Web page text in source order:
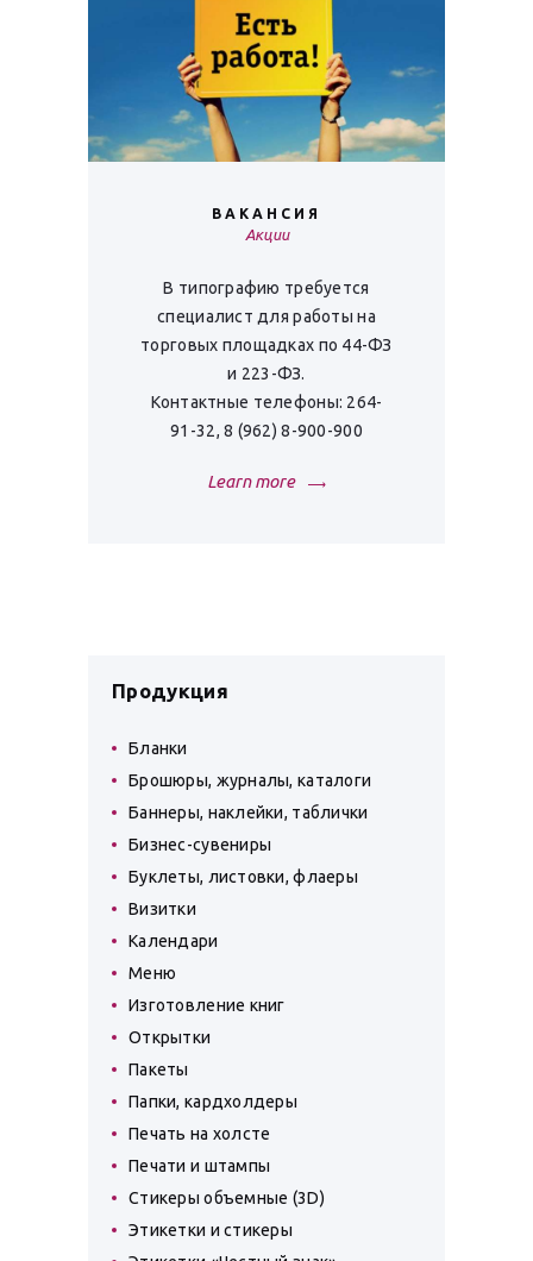
ВАКАНСИЯ
Акции
В типографию требуется
специалист для работы на
торговых площадках по 44-ФЗ
и 223-ФЗ.
Контактные телефоны: 264-
91-32, 8 (962) 8-900-900
Learn more
Продукция
Бланки
Брошюры, журналы, каталоги
Баннеры, наклейки, таблички
Бизнес-сувениры
Буклеты, листовки, флаеры
Визитки
Календари
Меню
Изготовление книг
Открытки
Пакеты
Папки, кардхолдеры
Печать на холсте
Печати и штампы
Стикеры объемные (3D)
Этикетки и стикеры